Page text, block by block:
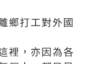
鄉打工對外國
裡，亦因為各